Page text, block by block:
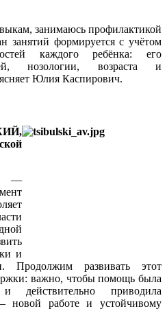
занимаюсь профилактикой
занятий формируется с учётом
каждого ребёнка: его
нозологии, возраста и
Юлия Каспирович.
—
и
Продолжим развивать этот
важно, чтобы помощь была
действительно приводила
новой работе и устойчивому